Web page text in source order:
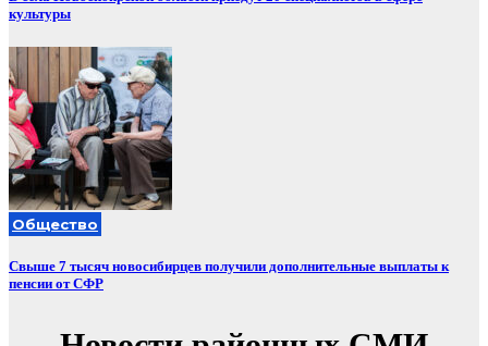
культуры
Общество
Свыше 7 тысяч новосибирцев получили дополнительные выплаты к
пенсии от СФР